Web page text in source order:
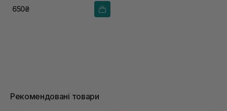
650₴
Рекомендовані товари